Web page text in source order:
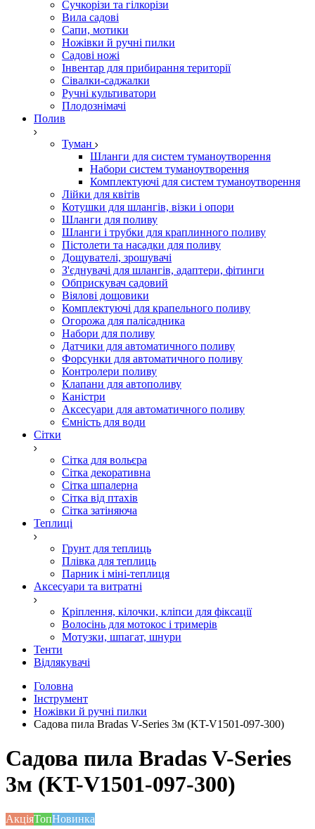
Сучкорізи та гілкорізи
Вила садові
Сапи, мотики
Ножівки й ручні пилки
Садові ножі
Інвентар для прибирання території
Сівалки-саджалки
Ручні культиватори
Плодознімачі
Полив
Туман
Шланги для систем туманоутворення
Набори систем туманоутворення
Комплектуючі для систем туманоутворення
Лійки для квітів
Котушки для шлангів, візки і опори
Шланги для поливу
Шланги і трубки для краплинного поливу
Пістолети та насадки для поливу
Дощувателі, зрошувачі
З'єднувачі для шлангів, адаптери, фітинги
Обприскувач садовий
Віялові дощовики
Комплектуючі для крапельного поливу
Огорожа для палісадника
Набори для поливу
Датчики для автоматичного поливу
Форсунки для автоматичного поливу
Контролери поливу
Клапани для автополиву
Каністри
Аксесуари для автоматичного поливу
Ємність для води
Сітки
Сітка для вольєра
Сітка декоративна
Сітка шпалерна
Сітка від птахів
Сітка затіняюча
Теплиці
Грунт для теплиць
Плівка для теплиць
Парник і міні-теплиця
Аксесуари та витратні
Кріплення, кілочки, кліпси для фіксації
Волосінь для мотокос і тримерів
Мотузки, шпагат, шнури
Тенти
Відлякувачі
Головна
Інструмент
Ножівки й ручні пилки
Садова пила Bradas V-Series 3м (KT-V1501-097-300)
Садова пила Bradas V-Series
3м (KT-V1501-097-300)
АкціяТопНовинка